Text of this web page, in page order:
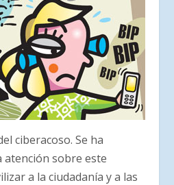
ciberacoso. Se ha
atención sobre este
a la ciudadanía y a las